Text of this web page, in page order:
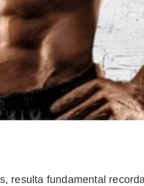
resulta fundamental